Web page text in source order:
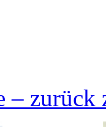
– zurück